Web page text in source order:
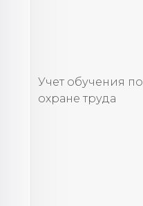
Учет обучения по
охране труда